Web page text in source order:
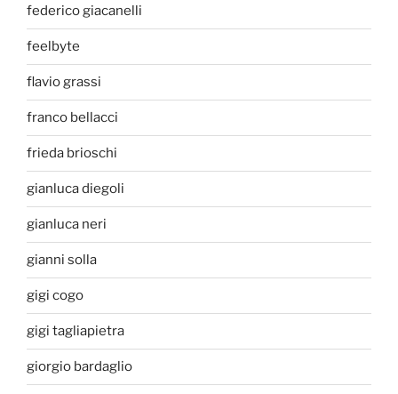
federico giacanelli
feelbyte
flavio grassi
franco bellacci
frieda brioschi
gianluca diegoli
gianluca neri
gianni solla
gigi cogo
gigi tagliapietra
giorgio bardaglio